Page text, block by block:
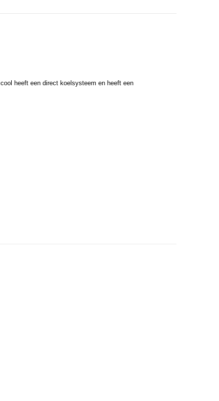
heeft een direct koelsysteem en heeft een